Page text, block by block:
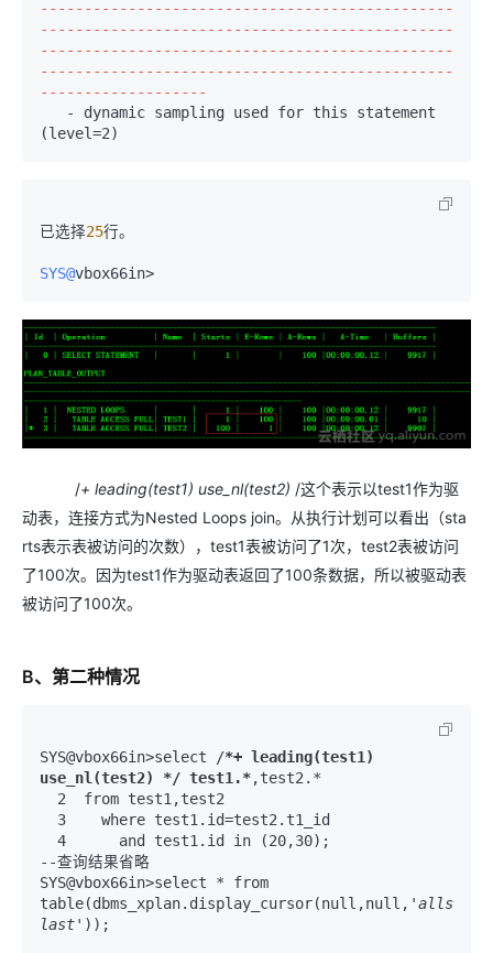
-----------------------------------------------
-----------------------------------------------
-----------------------------------------------
-----------------------------------------------
-------------------
(level=2)
已选择25行。
SYS@
/+ leading(test1) use_nl(test2) /这个表示以test1作为驱
动表，连接方式为Nested Loops join。从执行计划可以看出（sta
rts表示表被访问的次数），test1表被访问了1次，test2表被访问
了100次。因为test1作为驱动表返回了100条数据，所以被驱动表
被访问了100次。
B、第二种情况
SYS@vbox66in>select /*+ leading(test1)
use_nl(test2) */ test1.*
  2  from test1,test2
  3    where test1.id=test2.t1_id
  4      and test1.id in (20,30);
--查询结果省略
SYS@vbox66in>select * from
table(dbms_xplan.display_cursor(null,null, 'allstats
last' ));